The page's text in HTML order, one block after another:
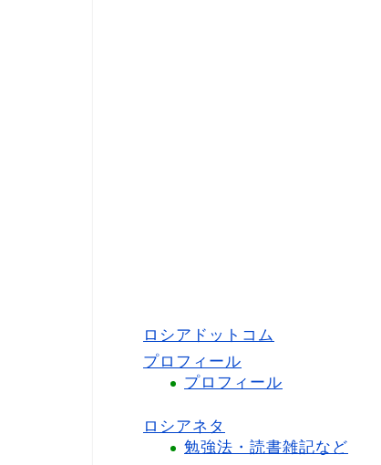
ロシアドットコム
プロフィール
プロフィール
ロシアネタ
勉強法・読書雑記など